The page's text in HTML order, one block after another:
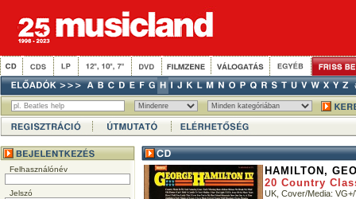
Felhasználónév
Jelszó
HAMILTON,
20 Country
UK, Cover/Media: